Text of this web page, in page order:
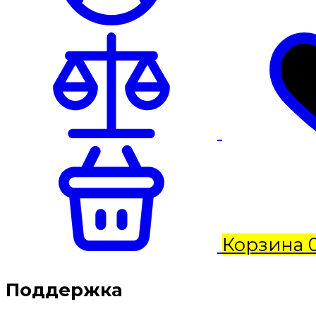
Корзина
Поддержка